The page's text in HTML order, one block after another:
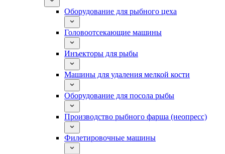
Оборудование для рыбного цеха
Головоотсекающие машины
Инъекторы для рыбы
Машины для удаления мелкой кости
Оборудование для посола рыбы
Производство рыбного фарша (неопресс)
Филетировочные машины